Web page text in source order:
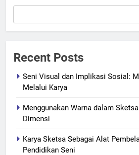
Recent Posts
Seni Visual dan Implikasi Sosial:
Melalui Karya
Menggunakan Warna dalam
Dimensi
Karya Sketsa Sebagai Alat
Pendidikan Seni